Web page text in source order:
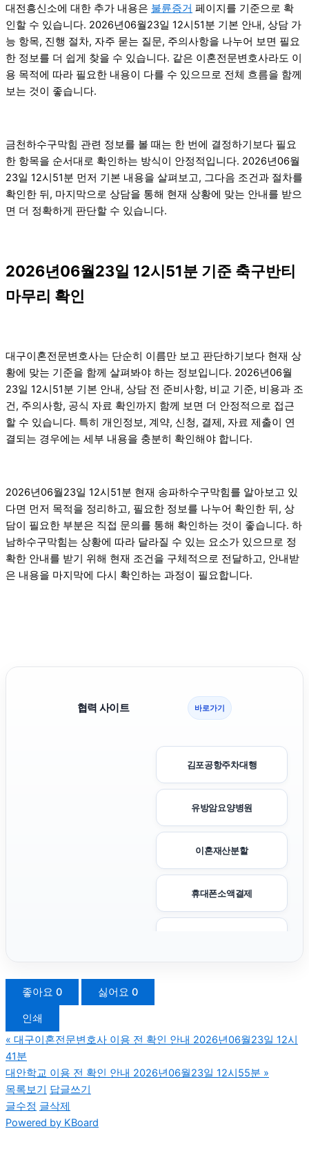
대전흥신소에 대한 추가 내용은 불륜증거 페이지를 기준으로 확
인할 수 있습니다. 2026년06월23일 12시51분 기본 안내, 상담 가
능 항목, 진행 절차, 자주 묻는 질문, 주의사항을 나누어 보면 필요
한 정보를 더 쉽게 찾을 수 있습니다. 같은 이혼전문변호사라도 이
용 목적에 따라 필요한 내용이 다를 수 있으므로 전체 흐름을 함께
보는 것이 좋습니다.
금천하수구막힘 관련 정보를 볼 때는 한 번에 결정하기보다 필요
한 항목을 순서대로 확인하는 방식이 안정적입니다. 2026년06월
23일 12시51분 먼저 기본 내용을 살펴보고, 그다음 조건과 절차를
확인한 뒤, 마지막으로 상담을 통해 현재 상황에 맞는 안내를 받으
면 더 정확하게 판단할 수 있습니다.
2026년06월23일 12시51분 기준 축구반티
마무리 확인
대구이혼전문변호사는 단순히 이름만 보고 판단하기보다 현재 상
황에 맞는 기준을 함께 살펴봐야 하는 정보입니다. 2026년06월
23일 12시51분 기본 안내, 상담 전 준비사항, 비교 기준, 비용과 조
건, 주의사항, 공식 자료 확인까지 함께 보면 더 안정적으로 접근
할 수 있습니다. 특히 개인정보, 계약, 신청, 결제, 자료 제출이 연
결되는 경우에는 세부 내용을 충분히 확인해야 합니다.
2026년06월23일 12시51분 현재 송파하수구막힘를 알아보고 있
다면 먼저 목적을 정리하고, 필요한 정보를 나누어 확인한 뒤, 상
담이 필요한 부분은 직접 문의를 통해 확인하는 것이 좋습니다. 하
남하수구막힘는 상황에 따라 달라질 수 있는 요소가 있으므로 정
확한 안내를 받기 위해 현재 조건을 구체적으로 전달하고, 안내받
은 내용을 마지막에 다시 확인하는 과정이 필요합니다.
협력 사이트 바로가기
김포공항주차대행
유방암요양병원
이혼재산분할
휴대폰소액결제
좋아요 0 싫어요 0
인쇄
« 대구이혼전문변호사 이용 전 확인 안내 2026년06월23일 12시
41분
대안학교 이용 전 확인 안내 2026년06월23일 12시55분 »
목록보기
답글쓰기
글수정 글삭제
Powered by KBoard